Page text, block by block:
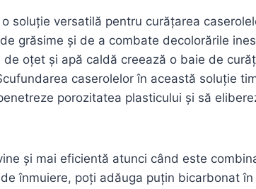
soluție versatilă pentru curățarea
grăsime și de a combate decolorările
oțet și apă caldă creează o baie de
caserolelor în această soluție
porozitatea plasticului și să
și mai eficientă atunci când este
înmuiere, poți adăuga puțin bicarbonat